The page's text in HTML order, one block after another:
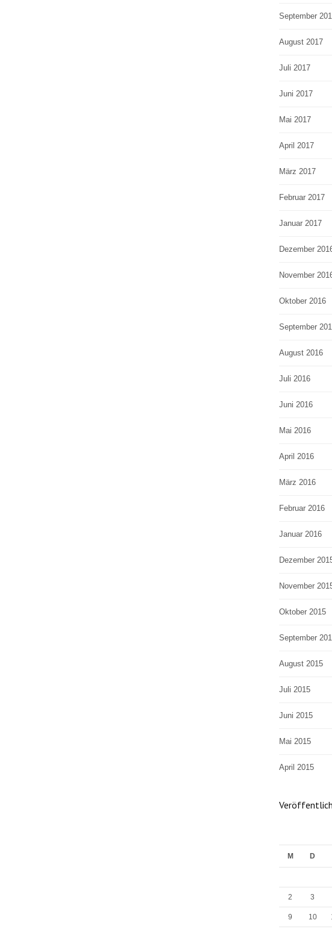
September
August 2017
Juli 2017
Juni 2017
Mai 2017
April 2017
März 2017
Februar 2017
Januar 2017
Dezember
November
Oktober 2016
September
August 2016
Juli 2016
Juni 2016
Mai 2016
April 2016
März 2016
Februar 2016
Januar 2016
Dezember
November
Oktober 2015
September
August 2015
Juli 2015
Juni 2015
Mai 2015
April 2015
M D
2 3
9 10